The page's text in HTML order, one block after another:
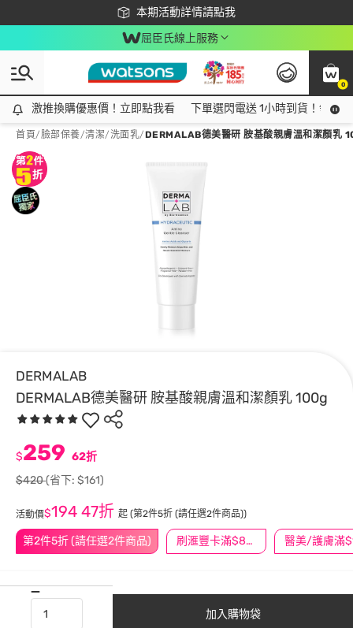
本期活動詳情請點我
下載app最高回饋$350
屈臣氏線上服務
0
激推換購優惠價！立即點我看
激推換購優惠價！立即點我看 下單選閃電送 1小時到貨！領神
首頁/臉部保養/清潔/洗面乳/DERMALAB德美醫研 胺基酸親膚溫和潔顏乳
DERMALAB
DERMALAB德美醫研 胺基酸親膚溫和潔顏乳 100g
第2件5折 (請任選2件商品) 刷滙豐卡滿$888送3萬點
$259 62折
$420(省下: $161)
活動價$194 47折 起 (第2件5折 (請任選2件商品))
加入購物袋